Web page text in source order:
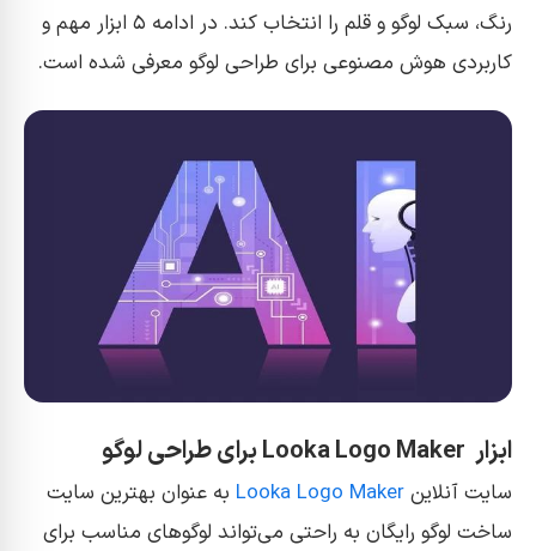
رنگ، سبک لوگو و قلم را انتخاب کند. در ادامه ۵ ابزار مهم و
کاربردی هوش مصنوعی برای طراحی لوگو معرفی شده است.
ابزار Looka Logo Maker برای طراحی لوگو
سایت آنلاین Looka Logo Maker به عنوان بهترین سایت
ساخت لوگو رایگان به راحتی می‌تواند لوگو‌های مناسب برای